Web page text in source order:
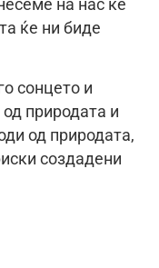
на нас ќе
ќе ни биде
сонцето и
природата и
од природата,
создадени